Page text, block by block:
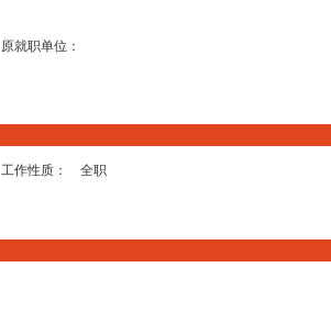
原就职单位：
工作性质：
全职